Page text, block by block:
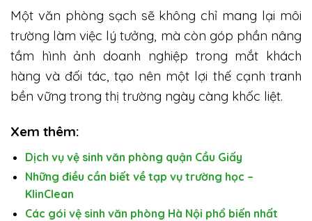
Một văn phòng sạch sẽ không chỉ mang lại môi
trường làm việc lý tưởng, mà còn góp phần nâng
tầm hình ảnh doanh nghiệp trong mắt khách
hàng và đối tác, tạo nên một lợi thế cạnh tranh
bền vững trong thị trường ngày càng khốc liệt.
Xem thêm:
Dịch vụ vệ sinh văn phòng quận Cầu Giấy
Những điều cần biết về tạp vụ trường học –
KlinClean
Các gói vệ sinh văn phòng Hà Nội phổ biến nhất